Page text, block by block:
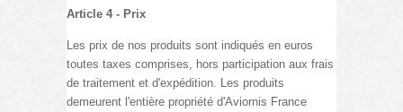
Article 4 - Prix
Les prix de nos produits sont indiqués en euros
toutes taxes comprises, hors participation aux frais
de traitement et d'expédition. Les produits
demeurent l'entière propriété d'Aviornis France